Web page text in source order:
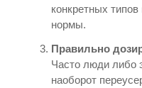
конкретных
нормы.
Правильно
Часто люди либо
наоборот